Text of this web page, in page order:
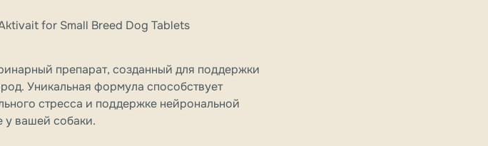
for Small Breed Dog Tablets
препарат, созданный для поддержки
Уникальная формула способствует
стресса и поддержке нейрональной
у вашей собаки.